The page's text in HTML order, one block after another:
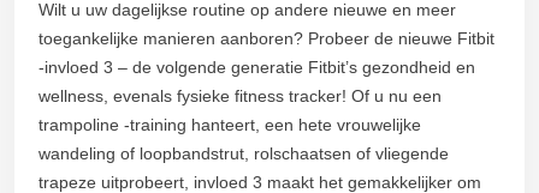
Wilt u uw dagelijkse routine op andere nieuwe en meer
toegankelijke manieren aanboren? Probeer de nieuwe Fitbit
-invloed 3 – de volgende generatie Fitbit’s gezondheid en
wellness, evenals fysieke fitness tracker! Of u nu een
trampoline -training hanteert, een hete vrouwelijke
wandeling of loopbandstrut, rolschaatsen of vliegende
trapeze uitprobeert, invloed 3 maakt het gemakkelijker om